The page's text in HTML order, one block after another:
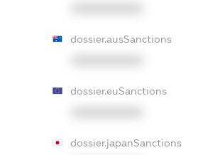
dossier.ausSanctions
dossier.euSanctions
dossier.japanSanctions